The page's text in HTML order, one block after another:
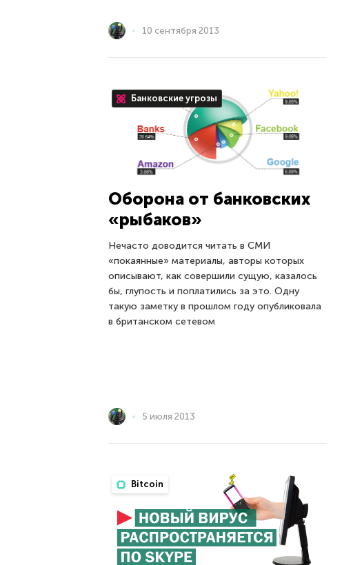
10 сентября 2013
Банковские угрозы
Оборона от банковских
«рыбаков»
Нечасто доводится читать в СМИ
«покаянные» материалы, авторы которых
описывают, как совершили сущую, казалось
бы, глупость и поплатились за это. Одну
такую заметку в прошлом году опубликовала
в британском сетевом
5 июля 2013
Bitcoin